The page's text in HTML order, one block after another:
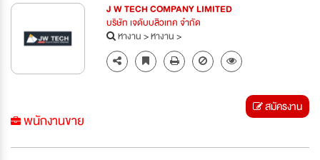
J W TECH COMPANY LIMITED
บริษัท เจดับบลิวเทค จำกัด
หางาน>หางาน>
พนักงานขาย
สมัครงาน